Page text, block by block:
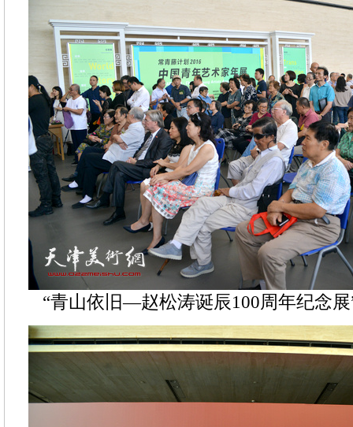
“青山依旧—赵松涛诞辰100周年纪念